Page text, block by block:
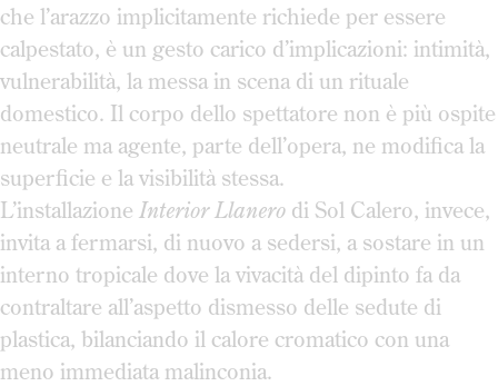
che l’arazzo implicitamente richiede per essere
calpestato, è un gesto carico d’implicazioni: intimità,
vulnerabilità, la messa in scena di un rituale
domestico. Il corpo dello spettatore non è più ospite
neutrale ma agente, parte dell’opera, ne modifica la
superficie e la visibilità stessa.
L’installazione Interior Llanero di Sol Calero, invece,
invita a fermarsi, di nuovo a sedersi, a sostare in un
interno tropicale dove la vivacità del dipinto fa da
contraltare all’aspetto dismesso delle sedute di
plastica, bilanciando il calore cromatico con una
meno immediata malinconia.